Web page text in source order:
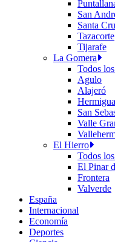
San
Santa
Tazacorte
Tijarafe
La Gomera
Todos
Agulo
Alajeró
Hermigua
San
Valle
El Hierro
Todos
El Pinar
Frontera
Valverde
España
Internacional
Economía
Deportes